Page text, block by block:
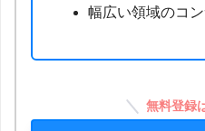
幅広い領域のコ
無料登録